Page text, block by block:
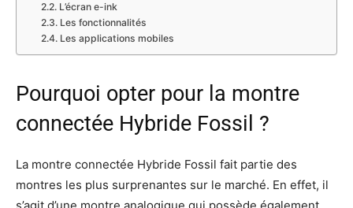
L’écran e-ink
Les fonctionnalités
Les applications mobiles
Pourquoi opter pour la montre
connectée Hybride Fossil ?
La montre connectée Hybride Fossil fait partie des
montres les plus surprenantes sur le marché. En effet, il